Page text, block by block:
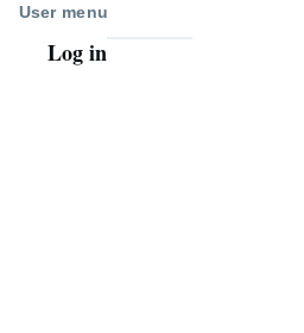
User menu
Log in